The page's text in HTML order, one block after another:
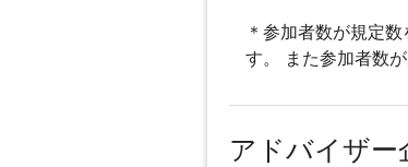
＊参加者数が規定
す。 また参加者数
アドバイザー